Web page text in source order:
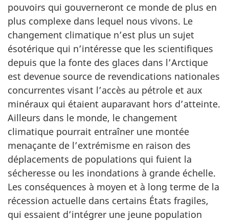
pouvoirs qui gouverneront ce monde de plus en
plus complexe dans lequel nous vivons. Le
changement climatique n’est plus un sujet
ésotérique qui n’intéresse que les scientifiques
depuis que la fonte des glaces dans l’Arctique
est devenue source de revendications nationales
concurrentes visant l’accès au pétrole et aux
minéraux qui étaient auparavant hors d’atteinte.
Ailleurs dans le monde, le changement
climatique pourrait entraîner une montée
menaçante de l’extrémisme en raison des
déplacements de populations qui fuient la
sécheresse ou les inondations à grande échelle.
Les conséquences à moyen et à long terme de la
récession actuelle dans certains États fragiles,
qui essaient d’intégrer une jeune population